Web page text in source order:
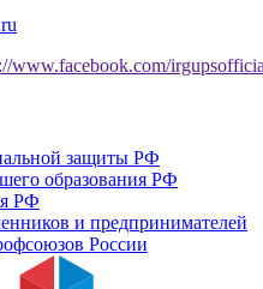
www.facebook.com/